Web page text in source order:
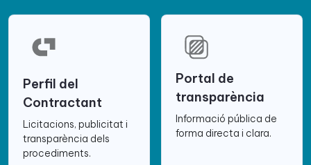
Perfil del
Contractant
Licitacions, publicitat i
transparència dels
procediments.
Portal de
transparència
Informació pública de
forma directa i clara.